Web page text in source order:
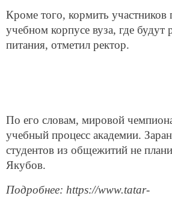
Кроме того, кормить участников
учебном корпусе вуза, где будут
питания, отметил ректор.
По его словам, мировой
учебный процесс академии.
студентов из общежитий не
Якубов.
Подробнее: https://www.tatar-